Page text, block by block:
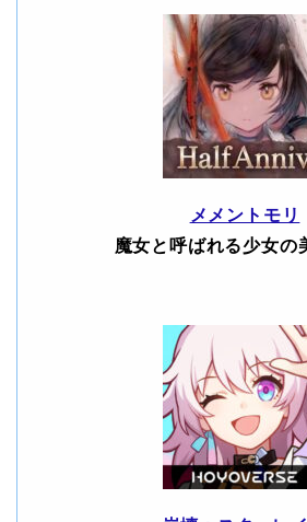
メメントモリ
魔女と呼ばれる少女の